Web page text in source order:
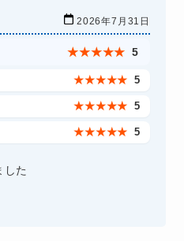
2026年7月31日
★★★★★ 5
★★★★★ 5
★★★★★ 5
★★★★★ 5
た